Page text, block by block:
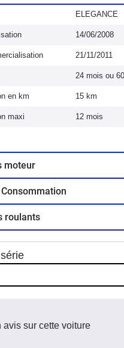
ELEGANCE
14/06/2008
21/11/2011
24 mois ou
en km 15 km
maxi 12 mois
moteur
roulants
avis sur cette voiture